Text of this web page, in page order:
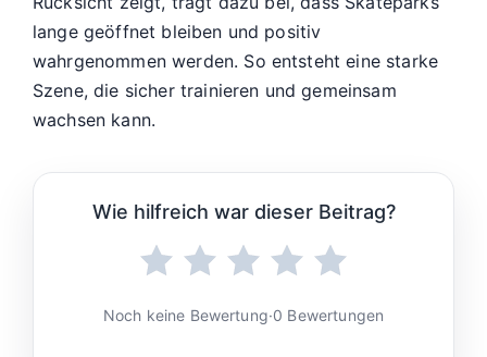
lange geöffnet bleiben und positiv
wahrgenommen werden. So entsteht eine starke
Szene, die sicher trainieren und gemeinsam
wachsen kann.
Wie hilfreich war dieser Beitrag?
Noch keine Bewertung·0 Bewertungen